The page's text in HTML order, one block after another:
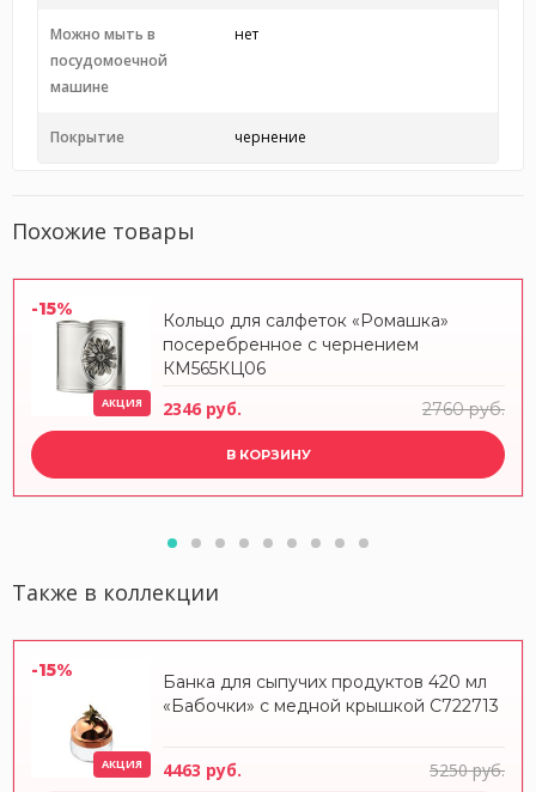
Можно мыть в
посудомоечной
машине
нет
Покрытие чернение
Похожие товары
-15%
АКЦИЯ
Кольцо для салфеток «Ромашка»
посеребренное с чернением
КМ565КЦ06
2346 руб. 2760 руб.
В КОРЗИНУ
Также в коллекции
-15%
АКЦИЯ
Банка для сыпучих продуктов 420 мл
«Бабочки» с медной крышкой С722713
4463 руб. 5250 руб.